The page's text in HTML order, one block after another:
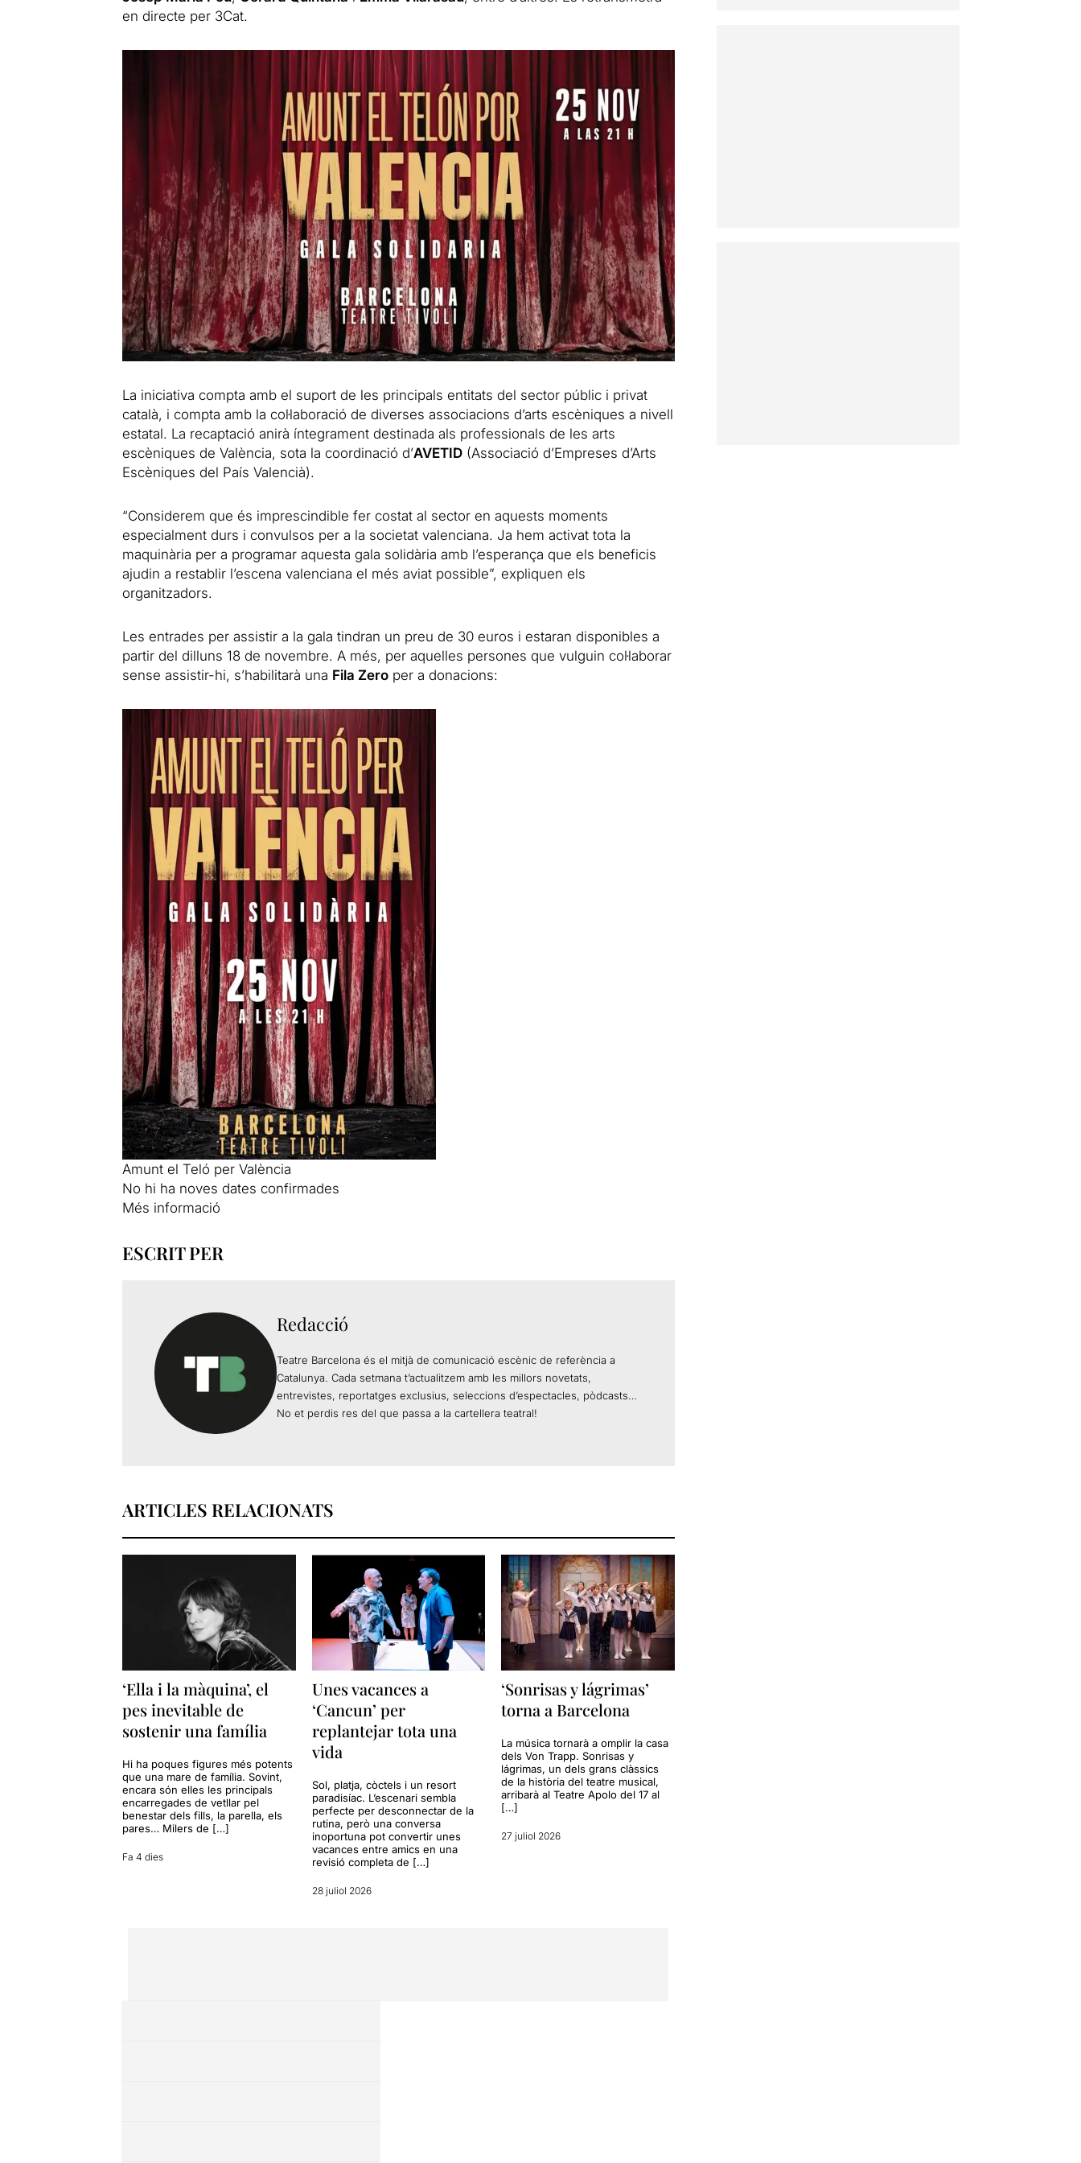
en directe per 3Cat.
La iniciativa compta amb el suport de les principals entitats del sector públic i privat
català, i compta amb la col·laboració de diverses associacions d’arts escèniques a nivell
estatal. La recaptació anirà íntegrament destinada als professionals de les arts
escèniques de València, sota la coordinació d’AVETID(Associació d’Empreses d’Arts
Escèniques del País Valencià).
“Considerem que és imprescindible fer costat al sector en aquests moments
especialment durs i convulsos per a la societat valenciana. Ja hem activat tota la
maquinària per a programar aquesta gala solidària amb l’esperança que els beneficis
ajudin a restablir l’escena valenciana el més aviat possible”, expliquen els
organitzadors.
Les entrades per assistir a la gala tindran un preu de 30 euros i estaran disponibles a
partir del dilluns 18 de novembre. A més, per aquelles persones que vulguin col·laborar
sense assistir-hi, s’habilitarà una Fila Zeroper a donacions:
Amunt el Teló per València
No hi ha noves dates confirmades
Més informació
ESCRIT PER
Redacció
Teatre Barcelona és el mitjà de comunicació escènic de referència a
Catalunya. Cada setmana t’actualitzem amb les millors novetats,
entrevistes, reportatges exclusius, seleccions d’espectacles, pòdcasts…
No et perdis res del que passa a la cartellera teatral!
ARTICLES RELACIONATS
‘Ella i la màquina’, el
pes inevitable de
sostenir una família
Hi ha poques figures més potents
que una mare de família. Sovint,
encara són elles les principals
encarregades de vetllar pel
benestar dels fills, la parella, els
pares… Milers de […]
Fa 4 dies
Unes vacances a
‘Cancun’ per
replantejar tota una
vida
Sol, platja, còctels i un resort
paradisíac. L’escenari sembla
perfecte per desconnectar de la
rutina, però una conversa
inoportuna pot convertir unes
vacances entre amics en una
revisió completa de […]
28 juliol 2026
‘Sonrisas y lágrimas’
torna a Barcelona
La música tornarà a omplir la casa
dels Von Trapp. Sonrisas y
lágrimas, un dels grans clàssics
de la història del teatre musical,
arribarà al Teatre Apolo del 17 al
[…]
27 juliol 2026